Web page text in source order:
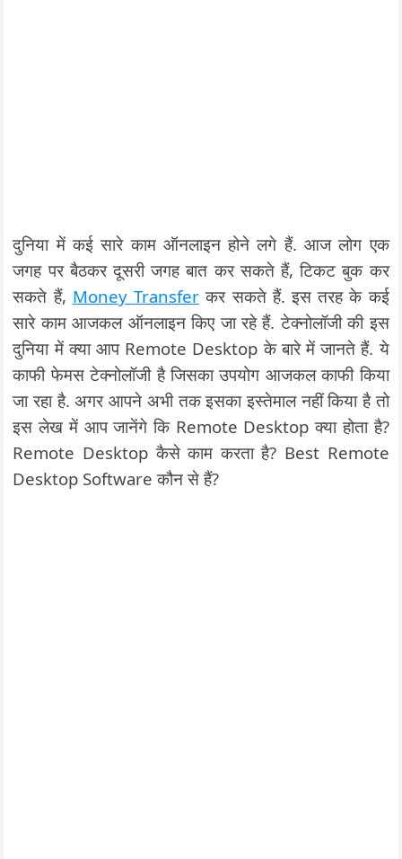
दुनिया में कई सारे काम ऑनलाइन होने लगे हैं. आज लोग एक
जगह पर बैठकर दूसरी जगह बात कर सकते हैं, टिकट बुक कर
सकते हैं, Money Transfer कर सकते हैं. इस तरह के कई
सारे काम आजकल ऑनलाइन किए जा रहे हैं. टेक्नोलॉजी की इस
दुनिया में क्या आप Remote Desktop के बारे में जानते हैं. ये
काफी फेमस टेक्नोलॉजी है जिसका उपयोग आजकल काफी किया
जा रहा है. अगर आपने अभी तक इसका इस्तेमाल नहीं किया है तो
इस लेख में आप जानेंगे कि Remote Desktop क्या होता है?
Remote Desktop कैसे काम करता है? Best Remote
Desktop Software कौन से हैं?